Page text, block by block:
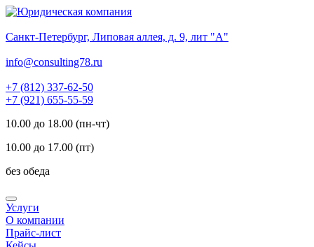
Санкт-Петербург, Липовая аллея, д. 9, лит "А"
info@consulting78.ru
+7 (812) 337-62-50
+7 (921) 655-55-59
10.00 до 18.00 (пн-чт)
10.00 до 17.00 (пт)
без обеда
Услуги
О компании
Прайс-лист